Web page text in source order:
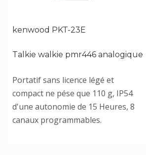
kenwood PKT-23E
Talkie walkie pmr446 analogique
Portatif sans licence légé et
compact ne pése que 110 g, IP54
d'une autonomie de 15 Heures, 8
canaux programmables.